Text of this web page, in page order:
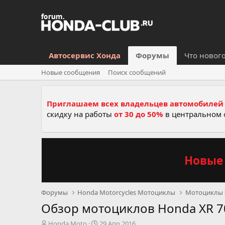
Автосервис Хонда Форумы Что
Новые сообщения Поиск сообщений
Приглашаем всех владельцев автомобилей
скидку на работы от 30 до 50% в центральном
Новые
Форумы Honda Motorcycles Мотоциклы Мотоциклы
Обзор мотоциклов Honda XR
А
Д